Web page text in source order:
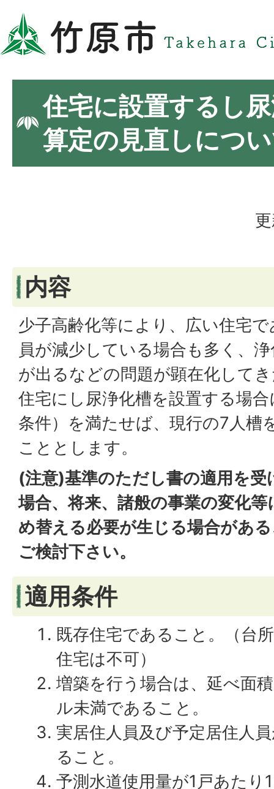
住宅に設置するし
算定の見直しにつ
内容
少子高齢化等により、広い住宅
員が減少している場合も多く、
が出るなどの問題が顕在化して
住宅にし尿浄化槽を設置する場
条件）を満たせば、現行の7人槽
こととします。
(注意)基準のただし書の適用を
場合、将来、諸般の事業の変化
め替える必要が生じる場合があ
ご検討下さい。
適用条件
既存住宅であること。（台
住宅は不可）
増築を行う場合は、延べ面
ル未満であること。
実居住人員及び予定居住人
ること。
予測水道使用量が1戸あたり